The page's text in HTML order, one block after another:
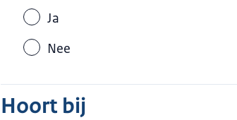
Ja
Nee
Hoort bij